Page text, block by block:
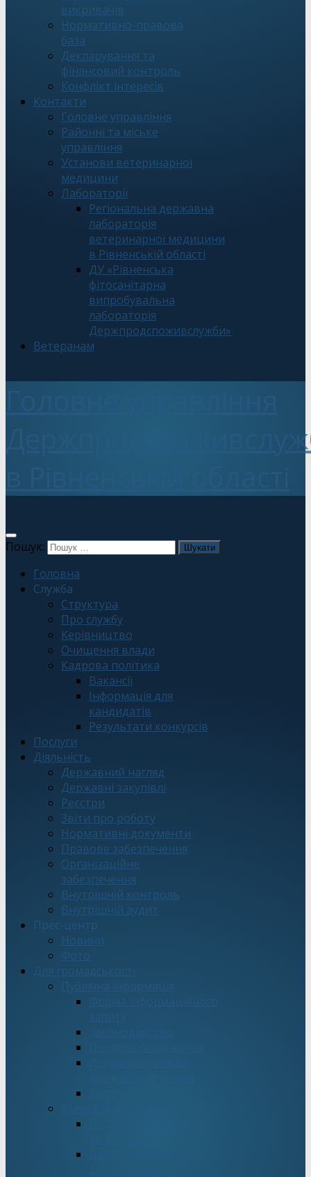
викривачів
Нормативно-правова
база
Декларування та
фінансовий контроль
Конфлікт інтересів
Контакти
Головне управління
Районні та міське
управління
Установи ветеринарної
медицини
Лабораторії
Регіональна державна
лабораторія
ветеринарної медицини
в Рівненській області
ДУ «Рівненська
фітосанітарна
випробувальна
лабораторія
Держпродспоживслужби»
Ветеранам
Пошук:
Головна
Служба
Структура
Про службу
Керівництво
Очищення влади
Кадрова політика
Вакансії
Інформація для
кандидатів
Результати конкурсів
Послуги
Діяльність
Державний нагляд
Державні закупівлі
Реєстри
Звіти про роботу
Нормативні документи
Правове забезпечення
Організаційне
забезпечення
Внутрішній контроль
Внутрішній аудит
Прес-центр
Новини
Фото
Для громадськості